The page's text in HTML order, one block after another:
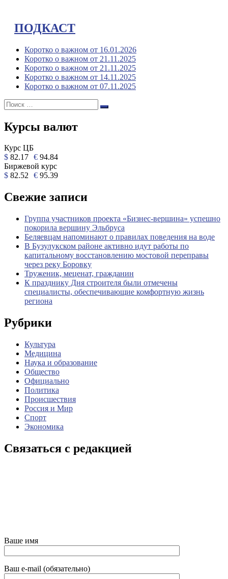
ПОДКАСТ
Коротко о важном от 16.01.2026
Коротко о важном от 21.11.2025
Коротко о важном от 21.11.2025
Коротко о важном от 14.11.2025
Коротко о важном от 07.11.2025
Поиск:
Поиск
Курсы валют
Курс ЦБ
$ 82.17 € 94.84
Биржевой курс
$ 82.52 € 95.39
Свежие записи
Группа участников проекта «Бизнес‑вершина» успешно
покорила вершину Эльбруса
Беляевцам напоминают о правилах поведения на воде
В Бузулукском районе активно идут работы по
капитальному восстановлению мостовой переправы
через реку Боровку
Труженик, меценат, гражданин
К празднику Дня строителя были отмечены
специалисты, обеспечивающие комфортную жизнь
региона
Рубрики
Культура
Медицина
Наука и образование
Общество
Официально
Политика
Происшествия
Россия и Мир
Спорт
Экономика
Связаться с редакцией
Ваше имя
Ваш e-mail (обязательно)